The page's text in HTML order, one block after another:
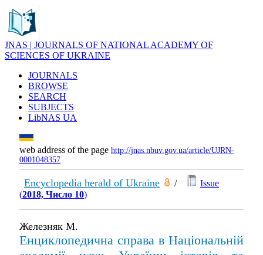
JNAS | JOURNALS OF NATIONAL ACADEMY OF
SCIENCES OF UKRAINE
JOURNALS
BROWSE
SEARCH
SUBJECTS
LibNAS UA
web address of the page http://jnas.nbuv.gov.ua/article/UJRN-
0001048357
Encyclopedia herald of Ukraine /
Issue
(2018, Число 10)
Железняк М.
Енциклопедична справа в Національній